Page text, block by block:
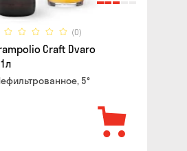
(0)
Craft Dvaro
5°